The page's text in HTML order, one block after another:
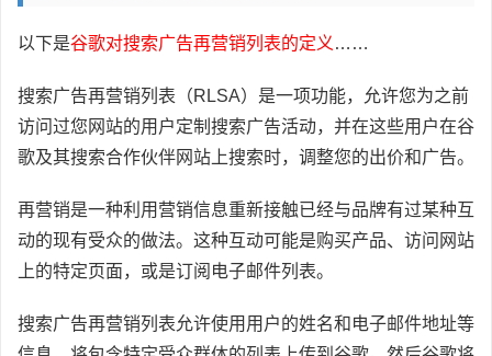
以下是谷歌对搜索广告再营销列表的定义 ……
搜索广告再营销列表（RLSA）是一项功能，允许您为之前
访问过您网站的用户定制搜索广告活动，并在这些用户在谷
歌及其搜索合作伙伴网站上搜索时，调整您的出价和广告。
再营销是一种利用营销信息重新接触已经与品牌有过某种互
动的现有受众的做法。这种互动可能是购买产品、访问网站
上的特定页面，或是订阅电子邮件列表。
搜索广告再营销列表允许使用用户的姓名和电子邮件地址等